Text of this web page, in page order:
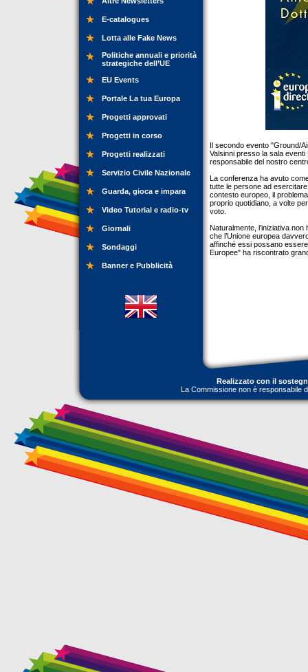
E-catalogues
Lotta alle Fake News
Politiche annuali e priorità
strategiche dell’UE
EU Events
Portale La tua Europa
Progetti approvati
Progetti in corso
Progetti realizzati
Servizio Civile Nazionale
Guarda, gioca e impara
Video Tutorial e radio-tv
Giornali
Sondaggi
Banner e Pubblicità
Il secondo evento "Ground/
Valsinni presso la sala eventi
responsabile del nostro
La conferenza ha avuto
tutte le persone ad
contesto europeo, il
proprio quotidiano, a volte
voto.
Naturalmente, l’iniziativa
che l’Unione europea
affinché essi possano
Europee" ha riscontrato
Realizzato con il
La Commissione non è responsabile